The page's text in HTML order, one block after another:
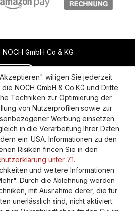
GmbH Co & KG
Aktuelle Situation
Impressum
Datenschutz
AGB
Cookie-Einstellungen
willigen Sie jederzeit
NOCH GmbH & Co.KG und Dritte
Techniken zur Optimierung der
von Nutzerprofilen sowie zur
Werbung einsetzen.
in die Verarbeitung Ihrer Daten
ein: USA. Informationen zu den
Risiken finden Sie in den
unter 7.1.
und weitere Informationen
Durch die Ablehnung werden
mit Ausnahme derer, die für
unerlässlich sind, nicht aktiviert.